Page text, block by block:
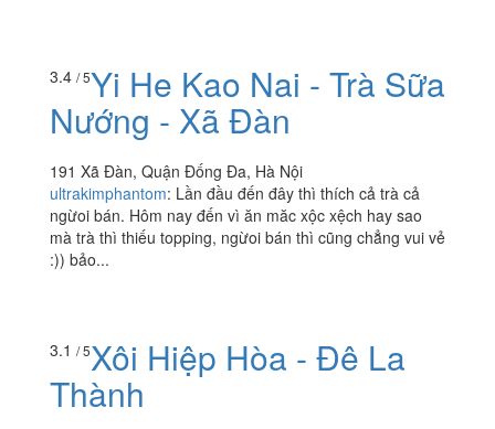
3.4 / 5Yi He Kao Nai - Trà Sữa
Nướng - Xã Đàn
191 Xã Đàn, Quận Đống Đa, Hà Nội
ultrakimphantom: Lần đầu đến đây thì thích cả trà cả
ngừoi bán. Hôm nay đến vì ăn măc xộc xệch hay sao
mà trà thì thiếu topping, ngừoi bán thì cũng chẳng vui vẻ
:)) bảo...
3.1 / 5Xôi Hiệp Hòa - Đê La
Thành